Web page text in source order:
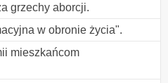
grzechy aborcji.
w obronie życia".
mieszkańcom